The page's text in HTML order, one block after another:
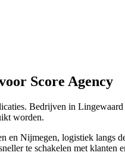
Score Agency
Bedrijven in
worden.
en Nijmegen, logistiek langs
te schakelen met klanten